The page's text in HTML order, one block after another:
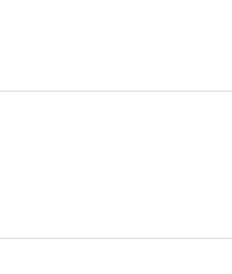
情意融融
情、凝聚
荣誉感和
满结束。